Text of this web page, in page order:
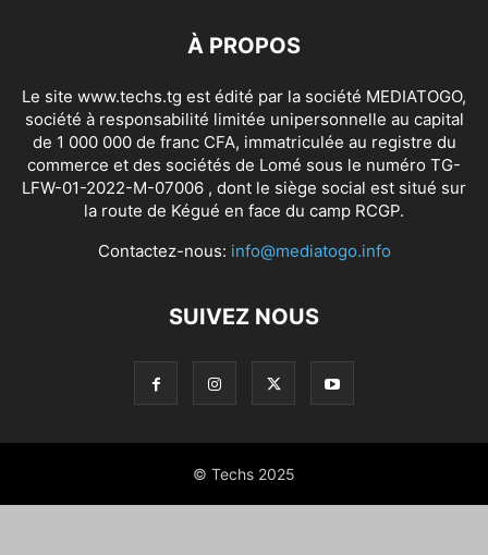
À PROPOS
Le site www.techs.tg est édité par la société MEDIATOGO,
société à responsabilité limitée unipersonnelle au capital
de 1 000 000 de franc CFA, immatriculée au registre du
commerce et des sociétés de Lomé sous le numéro TG-
LFW-01-2022-M-07006 , dont le siège social est situé sur
la route de Kégué en face du camp RCGP.
Contactez-nous: info@mediatogo.info
SUIVEZ NOUS
© Techs 2025